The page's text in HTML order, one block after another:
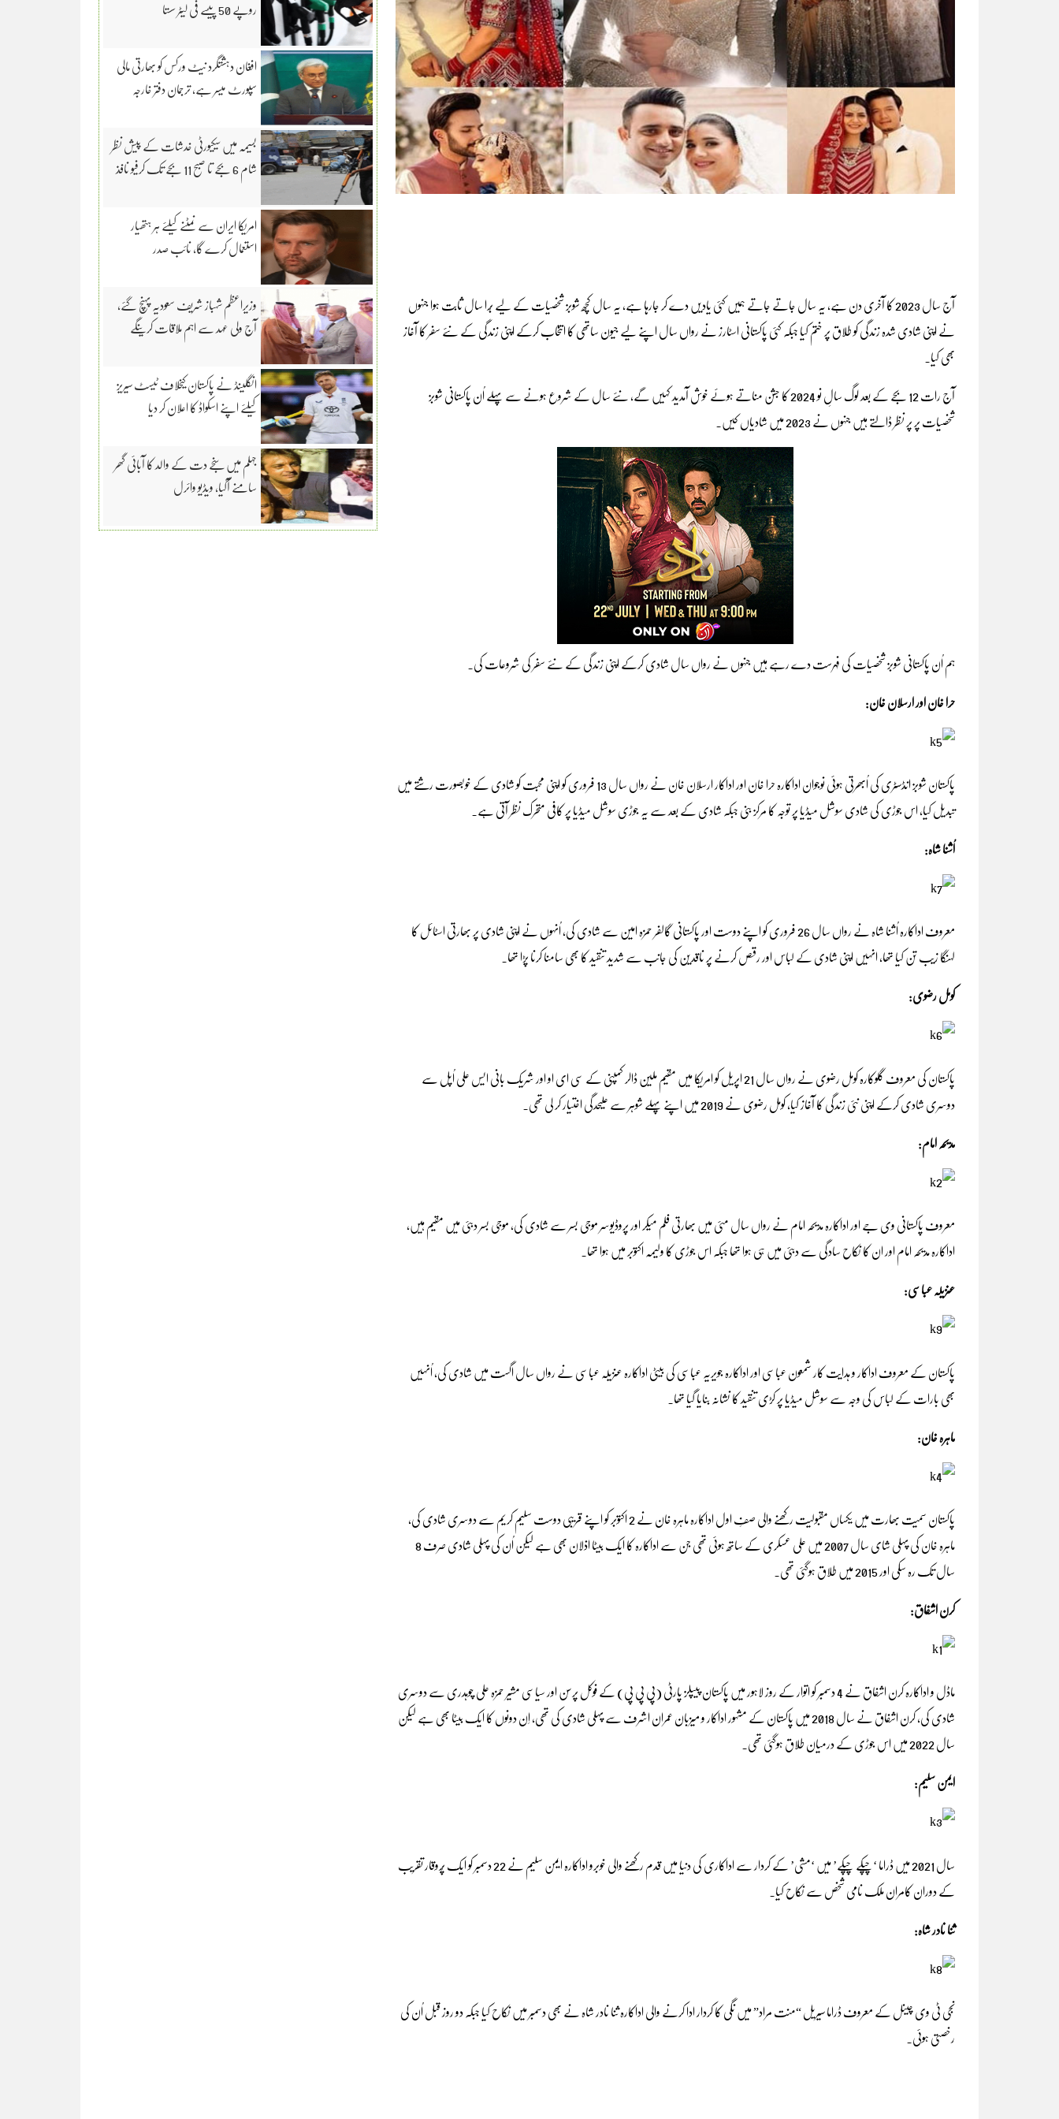
آج سال 2023 کا آخری دن ہے، یہ سال جاتے جاتے ہمیں کئی یادیں دے کر جارہا ہے، یہ سال کچھ شوبز شخصیات کے لیے بُرا سال ثابت ہوا جنہوں
نے اپنی شادی شدہ زندگی کو طلاق پر ختم کیا جبکہ کئی پاکستانی اسٹارز نے رواں سال اپنے لیے جیون ساتھی کا انتخاب کرکے اپنی زندگی کے نئے سفر کا آغاز
بھی کیا۔
آج رات 12 بجے کے بعد لوگ سالِ نو 2024 کا جشن مناتے ہوئے خوش آمدید کہیں گے، نئے سال کے شروع ہونے سے پہلے اُن پاکستانی شوبز
شخصیات پر پر نظر ڈالتے ہیں جنہوں نے 2023 میں شادیاں کیں۔
ہم اُن پاکستانی شوبز شخصیات کی فہرست دے رہے ہیں جنہوں نے رواں سال شادی کرکے اپنی زندگی کے نئے سفر کی شروعات کی۔
حرا خان اور ارسلان خان:
پاکستان شوبز انڈسٹری کی اُبھرتی ہوئی نوجوان اداکارہ حرا خان اور اداکار ارسلان خان نے رواں سال 13 فروری کو اپنی محبت کو شادی کے خوبصورت رشتے میں
تبدیل کیا، اس جوڑی کی شادی سوشل میڈیا پر توجہ کا مرکز بنی جبکہ شادی کے بعد سے یہ جوڑی سوشل میڈیا پر کافی متحرک نظر آتی ہے۔
اُشنا شاہ:
معروف اداکارہ اُشنا شاہ نے رواں سال 26 فروری کو اپنے دوست اور پاکستانی گالفر حمزہ امین سے شادی کی، اُنہوں نے اپنی شادی پر بھارتی اسٹائل کا
لہنگا زیب تن کیا تھا، انہیں اپنی شادی کے لباس اور رقص کرنے پر ناقدین کی جانب سے شدید تنقید کا بھی سامنا کرنا پڑا تھا۔
کومل رضوی:
پاکستان کی معروف گلوکارہ کومل رضوی نے رواں سال 21 اپریل کو امریکا میں مقیم ملین ڈالر کمپنی کے سی ای او اور شریک بانی ایس علی اُپل سے
دوسری شادی کرکے اپنی نئی زندگی کا آغاز کیا، کومل رضوی نے 2019 میں اپنے پہلے شوہر سے علیحدگی اختیار کر لی تھی۔
مدیحہ امام:
معروف پاکستانی وی جے اور اداکارہ مدیحہ امام نے رواں سال مئی میں بھارتی فلم میکر اور پروڈیوسر موجی بسر سے شادی کی، موجی بسر دبئی میں مقیم ہیں،
اداکارہ مدیحہ امام اور ان کا نکاح سادگی سے دبئی میں ہی ہوا تھا جبکہ اس جوڑی کا ولیمہ اکتوبر میں ہوا تھا۔
عنزیلہ عباسی:
پاکستان کے معروف اداکار و ہدایت کار شمعون عباسی اور اداکارہ جویریہ عباسی کی بیٹی اداکارہ عنزیلہ عباسی نے رواں سال اگست میں شادی کی، اُنہیں
بھی بارات کے لباس کی وجہ سے سوشل میڈیا پر کڑی تنقید کا نشانہ بنایا گیا تھا۔
ماہرہ خان:
پاکستان سمیت بھارت میں یکساں مقبولیت رکھنے والی صفِ اول اداکارہ ماہرہ خان نے 2 اکتوبر کو اپنے قریبی دوست سلیم کریم سے دوسری شادی کی،
ماہرہ خان کی پہلی شای سال 2007 میں علی عسکری کے ساتھ ہوئی تھی جن سے اداکارہ کا ایک بیٹا اذلان بھی ہے لیکن اُن کی پہلی شادی صرف 8
سال تک رہ سکی اور 2015 میں طلاق ہوگئی تھی۔
کرن اشفاق:
ماڈل و اداکارہ کرن اشفاق نے 4 دسمبر کو اتوار کے روز لاہور میں پاکستان پیپلز پارٹی (پی پی پی) کے فوکل پرسن اور سیاسی مشیر حمزہ علی چوہدری سے دوسری
شادی کی، کرن اشفاق نے سال 2018 میں پاکستان کے مشہور اداکار و میزبان عمران اشرف سے پہلی شادی کی تھی، اِن دونوں کا ایک بیٹا بھی ہے لیکن
سال 2022 میں اس جوڑی کے درمیان طلاق ہوگئی تھی۔
ایمن سلیم:
سال 2021 میں ڈراما ‘چپکے چپکے’ میں ‘مشی’ کے کردار سے اداکاری کی دنیا میں قدم رکھنے والی خوبرو اداکارہ ایمن سلیم نے 22 دسمبر کو ایک پُروقار تقریب
کے دوران کامران ملک نامی شخص سے نکاح کیا۔
ثنا نادر شاہ:
نجی ٹی وی چینل کے معروف ڈراما سیریل “منت مراد” میں نگی کا کردار ادا کرنے والی اداکارہ ثنا نادر شاہ نے بھی دسمبر میں نکاح کیا جبکہ دو روز قبل اُن کی
رخصتی ہوئی۔
روپے 50 پیسے فی لیٹر سستا
افغان دہشتگرد نیٹ ورکس کو بھارتی مالی
سپورٹ میسر ہے، ترجمان دفتر خارجہ
بسیمہ میں سیکیورٹی خدشات کے پیش نظر
شام 6 بجے تا صبح 11 بجے تک کرفیو نافذ
امریکا ایران سے نمٹنے کیلئے ہر ہتھیار
استعمال کرے گا، نائب صدر
وزیراعظم شہباز شریف سعودیہ پہنچ گئے،
آج ولی عہد سے اہم ملاقات کرینگے
انگلینڈ نے پاکستان کیخلاف ٹیسٹ سیریز
کیلئے اپنے اسکواڈ کا اعلان کر دیا
جہلم میں سنجے دت کے والد کا آبائی گھر
سامنے آگیا، ویڈیو وائرل